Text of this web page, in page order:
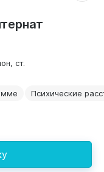
ст.
Психические